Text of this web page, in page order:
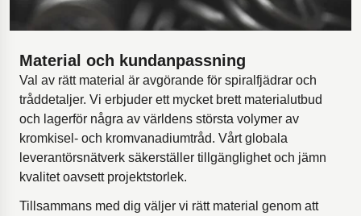
Material och kundanpassning
Val av rätt material är avgörande för spiralfjädrar och
tråddetaljer. Vi erbjuder ett mycket brett materialutbud
och lagerför några av världens största volymer av
kromkisel- och kromvanadiumtråd. Vårt globala
leverantörsnätverk säkerställer tillgänglighet och jämn
kvalitet oavsett projektstorlek.
Tillsammans med dig väljer vi rätt material genom att